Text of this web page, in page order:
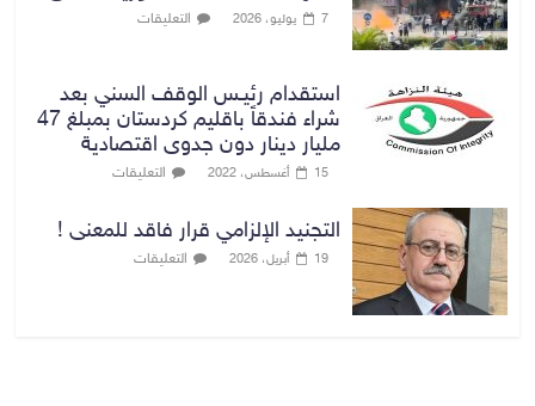
7 يوليو، 2026 التعليقات
استقدام رئيـس الوقف السني بعد
شراء فندقاً باقليم كردستان بمبلغ 47
مليار دينار دون جدوى اقتصادية
15 أغسطس، 2022 التعليقات
التجنيد الإلزامي قرار فاقد للمعنى !
19 أبريل، 2026 التعليقات